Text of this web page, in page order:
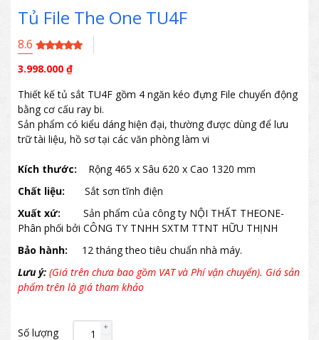
Tủ File The One TU4F
8.6
3.998.000 ₫
Thiết kế tủ sắt TU4F gồm 4 ngăn kéo đựng File chuyển động
bằng cơ cấu ray bi.
Sản phẩm có kiểu dáng hiện đại, thường được dùng để lưu
trữ tài liệu, hồ sơ tại các văn phòng làm vi
Kích thước: Rộng 465 x Sâu 620 x Cao 1320 mm
Chất liệu:
Sắt sơn tĩnh điện
Xuất xứ:
Sản phẩm của công ty NỘI THẤT THEONE-
Phân phối bởi CÔNG TY TNHH SXTM TTNT HỮU THỊNH
Bảo hành:
12 tháng theo tiêu chuẩn nhà máy.
Lưu ý: (Giá trên chưa bao gồm VAT và Phí vận chuyển). Giá sản
phẩm trên là giá tham khảo
Số lượng